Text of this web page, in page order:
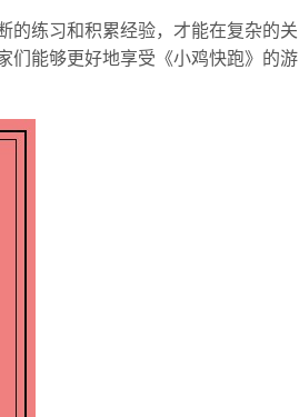
的练习和积累经验，才能在复杂的关
们能够更好地享受《小鸡快跑》的游